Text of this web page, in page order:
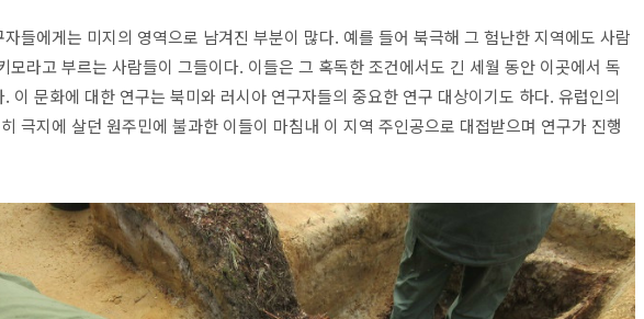
들에게는 미지의 영역으로 남겨진 부분이 많다. 예를 들어 북극해 그 험난한 지역에도 사람
모라고 부르는 사람들이 그들이다. 이들은 그 혹독한 조건에서도 긴 세월 동안 이곳에서 독
이 문화에 대한 연구는 북미와 러시아 연구자들의 중요한 연구 대상이기도 하다. 유럽인의
극지에 살던 원주민에 불과한 이들이 마침내 이 지역 주인공으로 대접받으며 연구가 진행